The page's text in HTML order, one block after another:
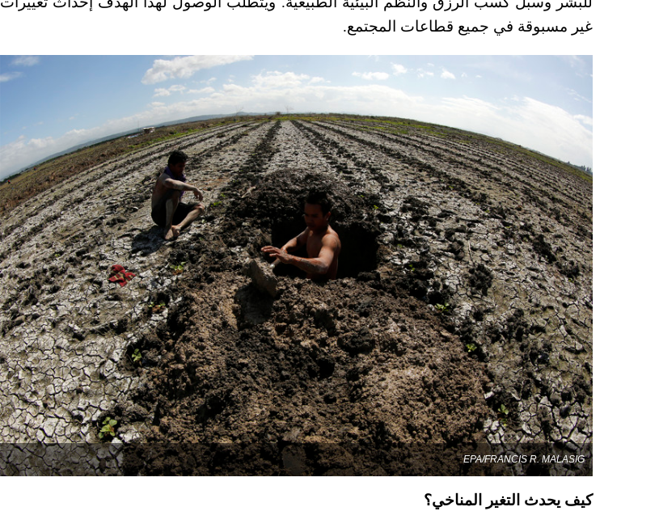
غير مسبوقة في جميع قطاعات المجتمع.
EPA/FRANCIS R. MALASIG
كيف يحدث التغير المناخي؟